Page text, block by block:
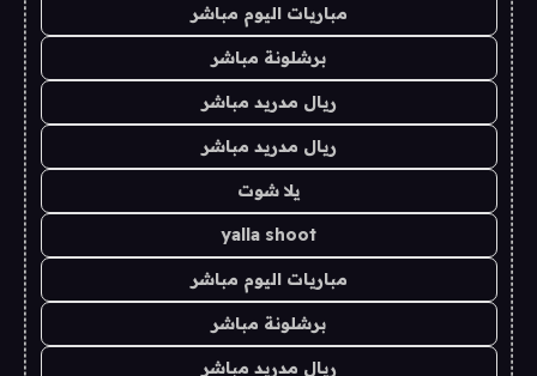
مباريات اليوم مباشر
برشلونة مباشر
ريال مدريد مباشر
ريال مدريد مباشر
يلا شوت
yalla shoot
مباريات اليوم مباشر
برشلونة مباشر
ريال مدريد مباشر